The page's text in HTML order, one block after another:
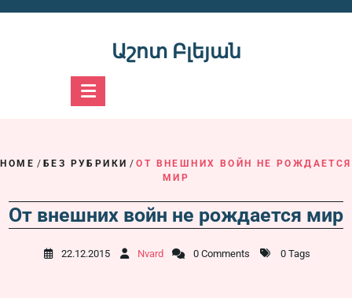
Աշոտ Բլեյան
HOME / БЕЗ РУБРИКИ /ОТ ВНЕШНИХ ВОЙН НЕ РОЖДАЕТСЯ
МИР
От внешних войн не рождается мир
22.12.2015 Nvard 0 Comments 0 Tags